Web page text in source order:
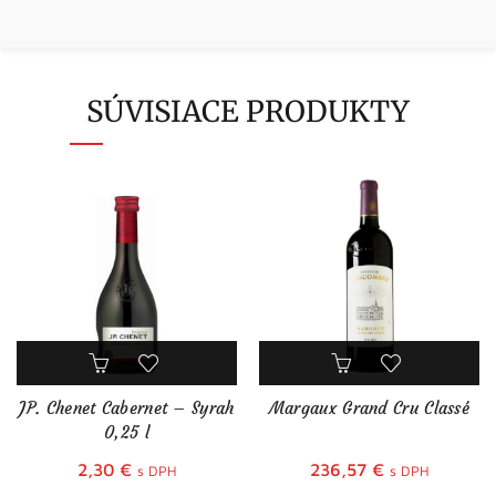
SÚVISIACE PRODUKTY
JP. Chenet Cabernet – Syrah
0,25 l
2,30 € s DPH
Margaux Grand Cru Classé
236,57 € s DPH